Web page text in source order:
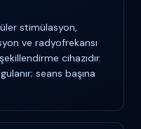
stimülasyon,
ve radyofrekansı
cihazıdır.
seans başına